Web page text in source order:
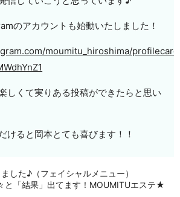
のアカウントも始動いたしました！
moumitu_hiroshima/
しくて実りある投稿ができたらと思い
けると岡本とても喜びます！！
した♪（フェイシャルメニュー）
と「結果」出てます！MOUMITUエステ★